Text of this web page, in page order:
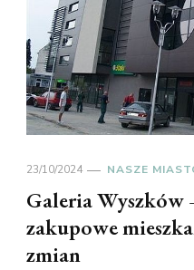
23/10/2024 NASZE
Galeria Wyszków
zakupowe
zmian